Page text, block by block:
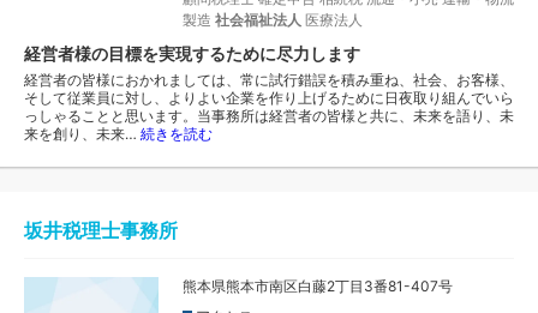
製造 社会福祉法人 医療法人
経営者様の目標を実現するために尽力します
経営者の皆様におかれましては、常に試行錯誤を積み重ね、社会、お客様、
そして従業員に対し、よりよい企業を作り上げるために日夜取り組んでいら
っしゃることと思います。当事務所は経営者の皆様と共に、未来を語り、未
来を創り、未来… 続きを読む
坂井税理士事務所
熊本県熊本市南区白藤2丁目3番81-407号